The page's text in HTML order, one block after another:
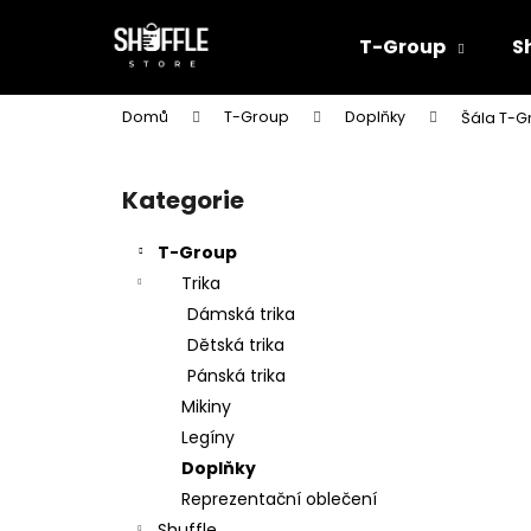
T-Group
Domů T-Group Doplňky Šála T-
Přeskočit
kategorie
Kategorie
T-Group
Trika
Dámská trika
Dětská trika
Pánská trika
Mikiny
Legíny
Doplňky
Reprezentační oblečení
í
Zpět
do
obchodu
Zpět
do
obchodu